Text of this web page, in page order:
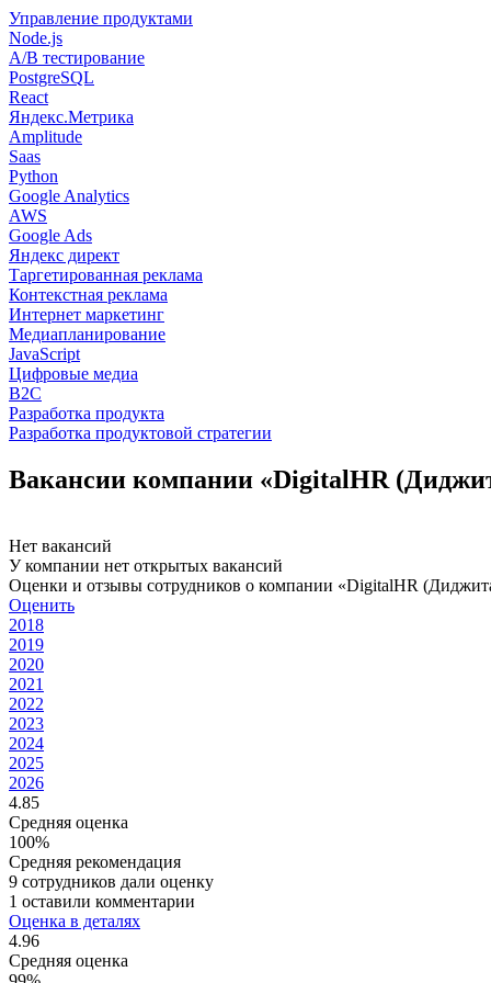
Управление продуктами
Node.js
A/B тестирование
PostgreSQL
React
Яндекс.Метрика
Amplitude
Saas
Python
Google Analytics
AWS
Google Ads
Яндекс директ
Таргетированная реклама
Контекстная реклама
Интернет маркетинг
Медиапланирование
JavaScript
Цифровые медиа
B2C
Разработка продукта
Разработка продуктовой стратегии
Вакансии компании «DigitalHR
Нет вакансий
У компании нет открытых вакансий
Оценки и отзывы сотрудников о компании «DigitalHR
Оценить
2018
2019
2020
2021
2022
2023
2024
2025
2026
4.85
Средняя оценка
100%
Средняя рекомендация
9 сотрудников дали оценку
1 оставили комментарии
Оценка в деталях
4.96
Средняя оценка